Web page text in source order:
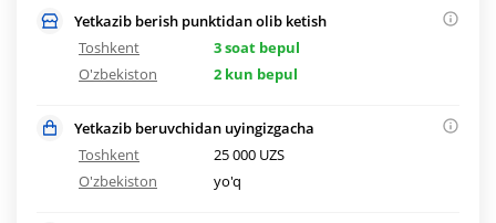
Yetkazib berish punktidan olib ketish
Toshkent
3 soat bepul
O'zbekiston
2 kun bepul
Yetkazib beruvchidan uyingizgacha
Toshkent
25 000 UZS
O'zbekiston
yo'q